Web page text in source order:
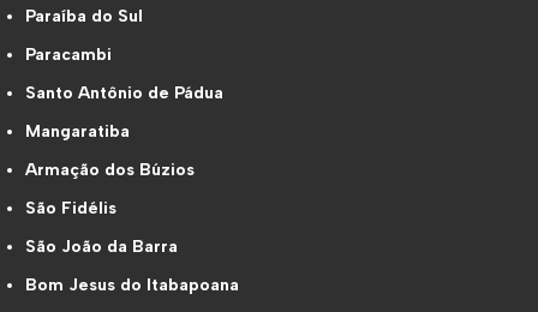
Paraíba do Sul
Paracambi
Santo Antônio de Pádua
Mangaratiba
Armação dos Búzios
São Fidélis
São João da Barra
Bom Jesus do Itabapoana